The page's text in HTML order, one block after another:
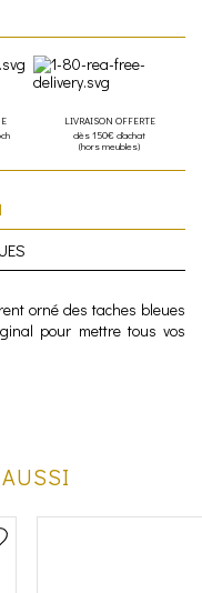
LIVRAISON OFFERTE
dès 150€ d'achat
(hors meubles)
orné des taches bleues
pour mettre tous vos